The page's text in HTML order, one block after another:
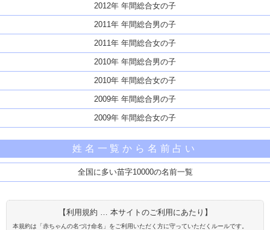
2012年 年間総合女の子
2011年 年間総合男の子
2011年 年間総合女の子
2010年 年間総合男の子
2010年 年間総合女の子
2009年 年間総合男の子
2009年 年間総合女の子
姓名一覧から名前占い
全国に多い苗字10000の名前一覧
【利用規約 … 本サイトのご利用にあたり】
本規約は「赤ちゃんの名づけ命名」をご利用いただく方に守っていただくルールです。